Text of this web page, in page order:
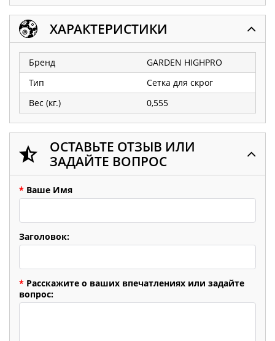
ХАРАКТЕРИСТИКИ
Бренд
GARDEN HIGHPRO
Тип
Сетка для скрог
Вес (кг.)
0,555
ОСТАВЬТЕ ОТЗЫВ ИЛИ
ЗАДАЙТЕ ВОПРОС
* Ваше Имя
Заголовок:
* Расскажите о ваших впечатлениях или задайте
вопрос: